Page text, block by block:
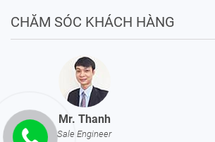
CHĂM SÓC KHÁCH HÀNG
Mr. Thanh
Sale Engineer